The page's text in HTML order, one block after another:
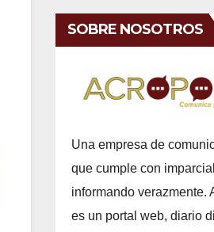
SOBRE NOSOTROS
Una empresa de
que cumple con
informando verazmente.
es un portal web, diario